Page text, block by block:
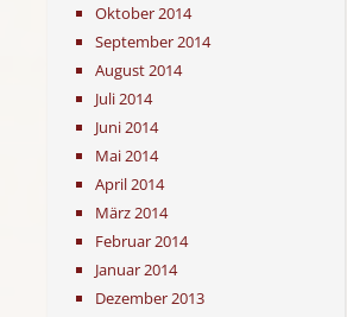
Oktober 2014
September 2014
August 2014
Juli 2014
Juni 2014
Mai 2014
April 2014
März 2014
Februar 2014
Januar 2014
Dezember 2013